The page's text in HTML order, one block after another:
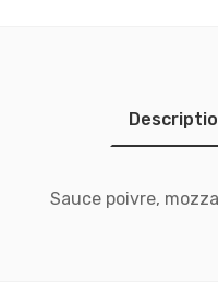
Sauce poivre,